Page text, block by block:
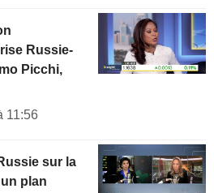
Russie-
Picchi,
11:56
sur la
plan